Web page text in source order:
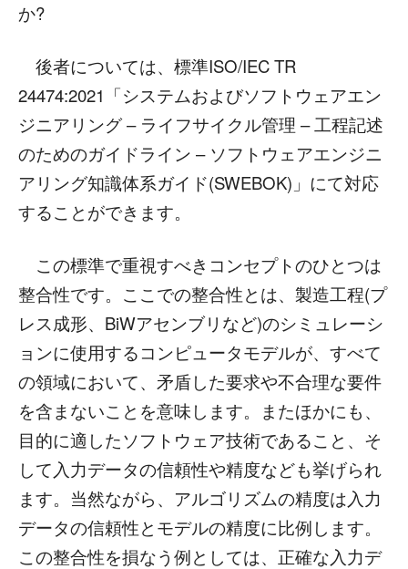
か?
後者については、標準ISO/IEC TR
24474:2021「システムおよびソフトウェアエン
ジニアリング – ライフサイクル管理 – 工程記述
のためのガイドライン – ソフトウェアエンジニ
アリング知識体系ガイド(SWEBOK)」にて対応
することができます。
この標準で重視すべきコンセプトのひとつは
整合性です。ここでの整合性とは、製造工程(プ
レス成形、BiWアセンブリなど)のシミュレーシ
ョンに使用するコンピュータモデルが、すべて
の領域において、矛盾した要求や不合理な要件
を含まないことを意味します。またほかにも、
目的に適したソフトウェア技術であること、そ
して入力データの信頼性や精度なども挙げられ
ます。当然ながら、アルゴリズムの精度は入力
データの信頼性とモデルの精度に比例します。
この整合性を損なう例としては、正確な入力デ